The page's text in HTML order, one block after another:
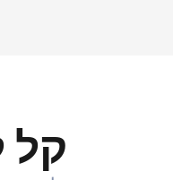
קל